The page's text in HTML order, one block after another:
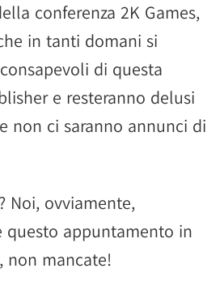
conferenza 2K Games,
in tanti domani si
di questa
e resteranno delusi
non ci saranno annunci di
Noi, ovviamente,
questo appuntamento in
non mancate!